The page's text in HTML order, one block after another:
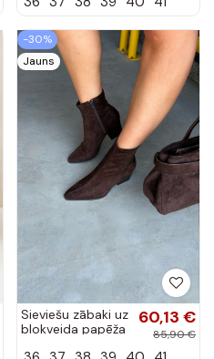
-30%
Jauns
Sieviešu zābaki uz
blokveida papēža
60,13 €
85,90 €